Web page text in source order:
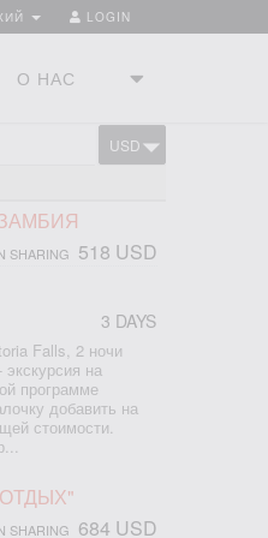
LOGIN
О НАС
USD
SHARING 518 USD
3 DAYS
Falls, 2 ночи
на
программе
добавить на
стоимости.
SHARING 684 USD